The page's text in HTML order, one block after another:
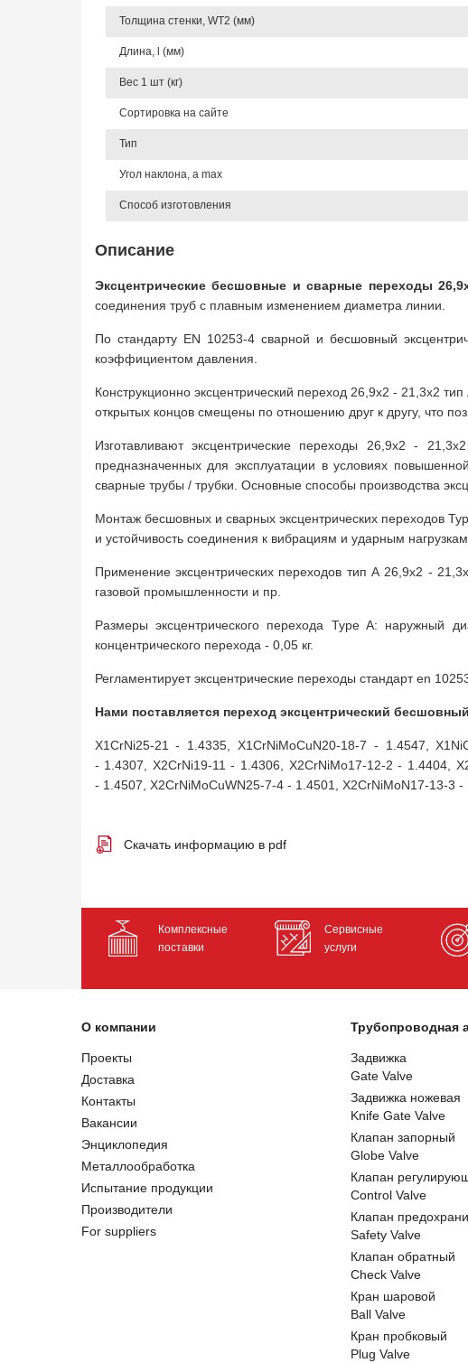
Толщина стенки, WT2 (мм)
Длина, l (мм)
Вес 1 шт (кг)
Сортировка на сайте
Тип
Угол наклона, a max
Способ изготовления
Описание
Эксцентрические бесшовные и сварные переходы
соединения труб с плавным изменением диаметра линии.
По стандарту EN 10253-4 сварной и бесшовный
коэффициентом давления.
Конструкционно эксцентрический переход 26,9х2 - 21,3х2
открытых концов смещены по отношению друг к другу, что
Изготавливают эксцентрические переходы 26,9х2 -
предназначенных для эксплуатации в условиях
сварные трубы / трубки. Основные способы производства
Монтаж бесшовных и сварных эксцентрических переходов
и устойчивость соединения к вибрациям и ударным нагрузкам.
Применение эксцентрических переходов тип А 26,9х2 -
газовой промышленности и пр.
Размеры эксцентрического перехода Type A:
концентрического перехода - 0,05 кг.
Регламентирует эксцентрические переходы стандарт en
Нами поставляется переход эксцентрический
X1CrNi25-21 - 1.4335, X1CrNiMoCuN20-18-7 - 1.4547,
- 1.4307, X2CrNi19-11 - 1.4306, X2CrNiMo17-12-2 - 1.4404,
- 1.4507, X2CrNiMoCuWN25-7-4 - 1.4501, X2CrNiMoN17-13-3
Скачать информацию в pdf
Комплексные
поставки
Сервисные
услуги
О компании
Проекты
Доставка
Контакты
Вакансии
Энциклопедия
Металлообработка
Испытание продукции
Производители
For suppliers
Трубопроводная
Задвижка
Gate Valve
Задвижка ножевая
Knife Gate Valve
Клапан запорный
Globe Valve
Клапан
Control Valve
Клапан
Safety Valve
Клапан обратный
Check Valve
Кран шаровой
Ball Valve
Кран пробковый
Plug Valve